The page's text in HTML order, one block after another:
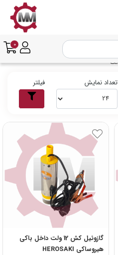
0
تعداد نمایش فیلتر
گازوئیل کش 12 ولت داخل باکی
هیروساکی HEROSAKI